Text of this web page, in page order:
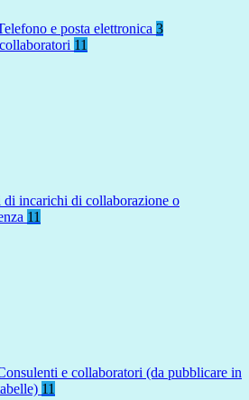
e posta elettronica 3
11
di incarichi di collaborazione o
11
e collaboratori (da pubblicare in
11